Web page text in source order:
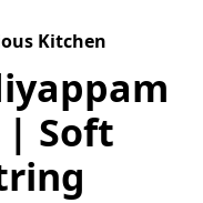
Kitchen
| Soft